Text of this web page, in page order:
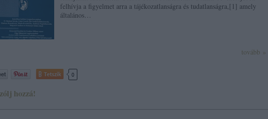
felhívja a figyelmet arra a tájékozatlanságra és tudatlanságra,[1] amely
általános…
tovább »
Tetszik 0
hozzá!